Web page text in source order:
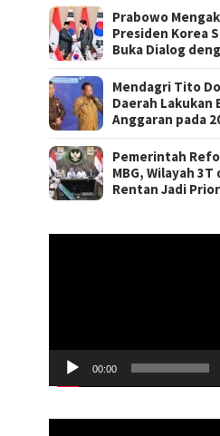
Prabowo
Presiden Korea
Buka Dialog
Mendagri Tito
Daerah Lakukan
Anggaran pada
Pemerintah
MBG, Wilayah
Rentan Jadi
00:00